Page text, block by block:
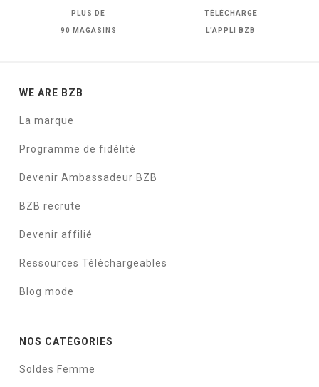
PLUS DE
90 MAGASINS
TÉLÉCHARGE
L'APPLI BZB
WE ARE BZB
La marque
Programme de fidélité
Devenir Ambassadeur BZB
BZB recrute
Devenir affilié
Ressources Téléchargeables
Blog mode
NOS CATÉGORIES
Soldes Femme